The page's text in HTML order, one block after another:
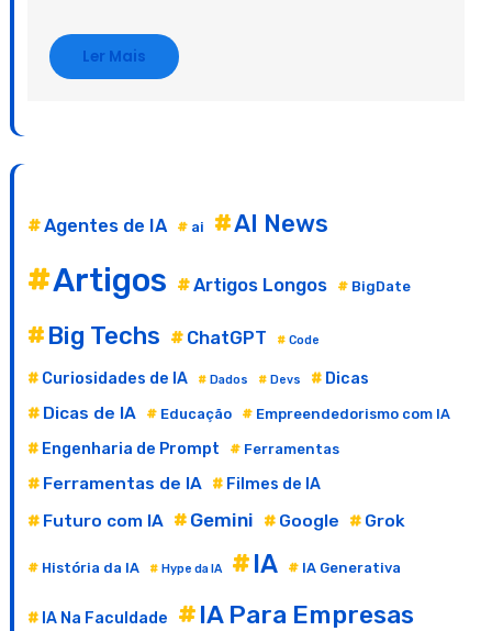
Ler Mais
Agentes de IA ai AI News
Artigos Artigos Longos BigDate
Big Techs ChatGPT Code
Curiosidades de IA Dados Devs Dicas
Dicas de IA Educação Empreendedorismo com IA
Engenharia de Prompt Ferramentas
Ferramentas de IA Filmes de IA
Futuro com IA Gemini Google Grok
História da IA Hype da IA IA IA Generativa
IA Na Faculdade IA Para Empresas